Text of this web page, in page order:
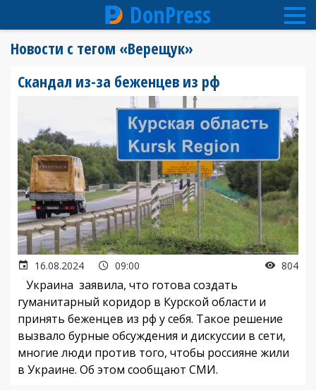
содержанию
DonPress
Новости с тегом «Верещук»
Скандал из-за беженцев из рф
16.08.2024 09:00 804
Украина заявила, что готова создать
гуманитарный коридор в Курской области и
принять беженцев из рф у себя. Такое решение
вызвало бурные обсуждения и дискуссии в сети,
многие люди против того, чтобы россияне жили
в Украине. Об этом сообщают СМИ.